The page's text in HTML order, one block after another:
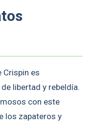
Crispin es
libertad y rebeldía.
con este
los zapateros y